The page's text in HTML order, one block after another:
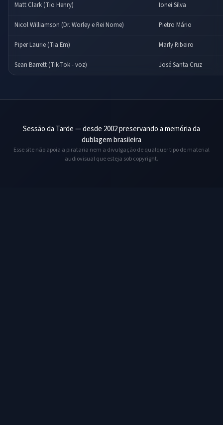
Matt Clark (Tio Henry) Ionei Silva
Nicol Williamson (Dr. Worley e Rei Nome) Pietro Mário
Piper Laurie (Tia Em) Marly Ribeiro
Sean Barrett (Tik-Tok - voz) José Santa Cruz
Sessão da Tarde — desde 2002 preservando a memória da
dublagem brasileira
Esse site não apoia a pirataria nem a divulgação de qualquer tipo de material
audiovisual que esteja sob copyright.